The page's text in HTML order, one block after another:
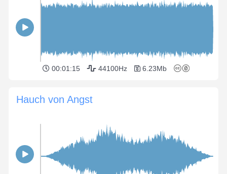
00:01:15 44100Hz 6.23Mb
Hauch von Angst